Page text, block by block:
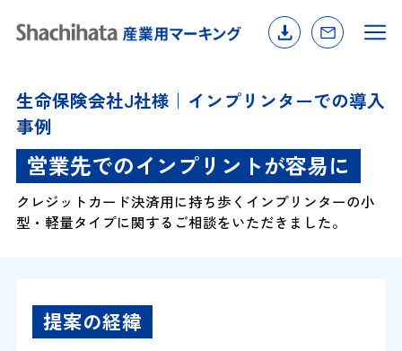
生命保険会社J社様｜インプリンターでの導入
事例
営業先でのインプリントが容易に
クレジットカード決済用に持ち歩くインプリンターの小
型・軽量タイプに関するご相談をいただきました。
提案の経緯